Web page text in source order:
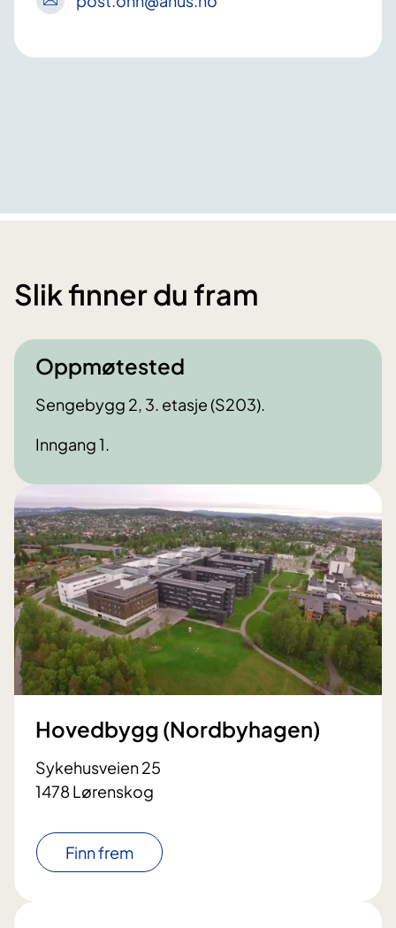
Slik finner du fram
Oppmøtested
Sengebygg 2, 3. etasje (S203).
Inngang 1.
Hovedbygg (Nordbyhagen)
Sykehusveien 25
1478 Lørenskog
Finn frem